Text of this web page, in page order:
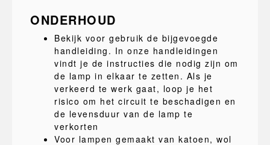
ONDERHOUD
Bekijk voor gebruik de bijgevoegde
handleiding. In onze handleidingen
vindt je de instructies die nodig zijn om
de lamp in elkaar te zetten. Als je
verkeerd te werk gaat, loop je het
risico om het circuit te beschadigen en
de levensduur van de lamp te
verkorten
Voor lampen gemaakt van katoen, wol